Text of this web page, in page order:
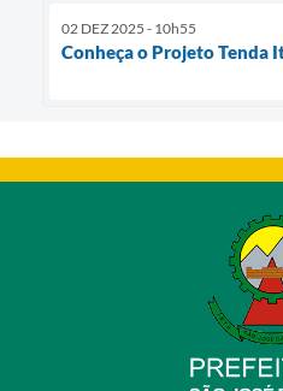
02 DEZ 2025 - 10h55
Conheça o Projeto Tenda